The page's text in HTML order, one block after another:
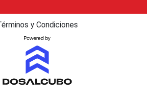
y Condiciones